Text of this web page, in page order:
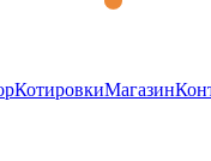
КотировкиМагазин